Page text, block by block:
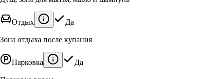
Отдых Да
Зона отдыха после купания
Парковка Да